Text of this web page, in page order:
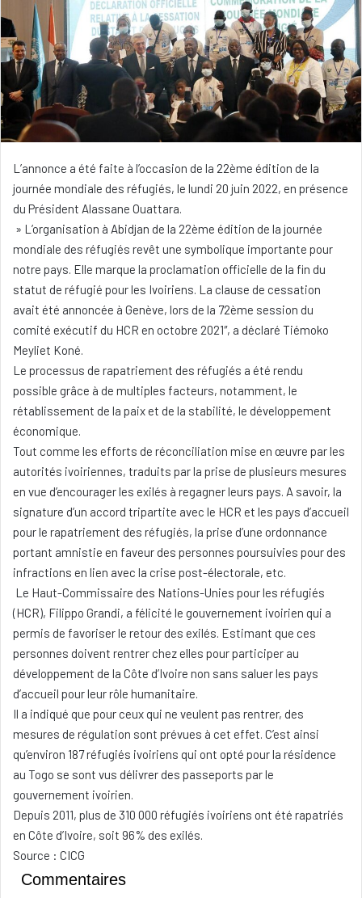
L’annonce a été faite à l’occasion de la 22ème édition de la
journée mondiale des réfugiés, le lundi 20 juin 2022, en présence
du Président Alassane Ouattara.
» L’organisation à Abidjan de la 22ème édition de la journée
mondiale des réfugiés revêt une symbolique importante pour
notre pays. Elle marque la proclamation officielle de la fin du
statut de réfugié pour les Ivoiriens. La clause de cessation
avait été annoncée à Genève, lors de la 72ème session du
comité exécutif du HCR en octobre 2021″, a déclaré Tiémoko
Meyliet Koné.
Le processus de rapatriement des réfugiés a été rendu
possible grâce à de multiples facteurs, notamment, le
rétablissement de la paix et de la stabilité, le développement
économique.
Tout comme les efforts de réconciliation mise en œuvre par les
autorités ivoiriennes, traduits par la prise de plusieurs mesures
en vue d’encourager les exilés à regagner leurs pays. A savoir, la
signature d’un accord tripartite avec le HCR et les pays d’accueil
pour le rapatriement des réfugiés, la prise d’une ordonnance
portant amnistie en faveur des personnes poursuivies pour des
infractions en lien avec la crise post-électorale, etc.
Le Haut-Commissaire des Nations-Unies pour les réfugiés
(HCR), Filippo Grandi, a félicité le gouvernement ivoirien qui a
permis de favoriser le retour des exilés. Estimant que ces
personnes doivent rentrer chez elles pour participer au
développement de la Côte d’Ivoire non sans saluer les pays
d’accueil pour leur rôle humanitaire.
Il a indiqué que pour ceux qui ne veulent pas rentrer, des
mesures de régulation sont prévues à cet effet. C’est ainsi
qu’environ 187 réfugiés ivoiriens qui ont opté pour la résidence
au Togo se sont vus délivrer des passeports par le
gouvernement ivoirien.
Depuis 2011, plus de 310 000 réfugiés ivoiriens ont été rapatriés
en Côte d’Ivoire, soit 96% des exilés.
Source : CICG
Commentaires